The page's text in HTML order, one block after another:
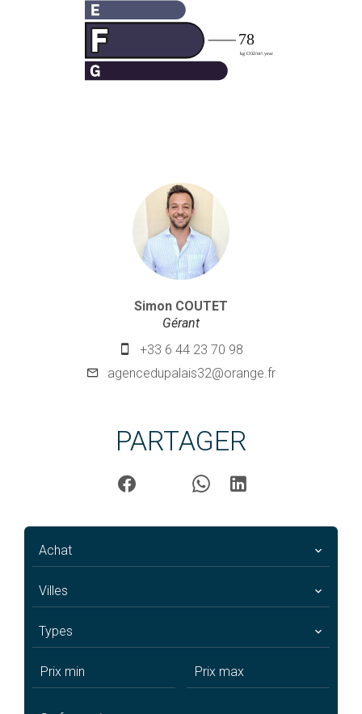
Simon COUTET
Gérant
+33 6 44 23 70 98
agencedupalais32@orange.fr
PARTAGER
Achat
Villes
Types